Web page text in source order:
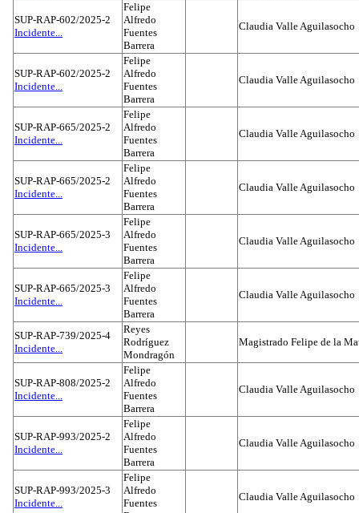
SUP-RAP-602/2025-2
Incidente...
Felipe
Alfredo
Fuentes
Barrera
Claudia Valle Aguilasocho
SUP-RAP-602/2025-2
Incidente...
Felipe
Alfredo
Fuentes
Barrera
Claudia Valle Aguilasocho
SUP-RAP-665/2025-2
Incidente...
Felipe
Alfredo
Fuentes
Barrera
Claudia Valle Aguilasocho
SUP-RAP-665/2025-2
Incidente...
Felipe
Alfredo
Fuentes
Barrera
Claudia Valle Aguilasocho
SUP-RAP-665/2025-3
Incidente...
Felipe
Alfredo
Fuentes
Barrera
Claudia Valle Aguilasocho
SUP-RAP-665/2025-3
Incidente...
Felipe
Alfredo
Fuentes
Barrera
Claudia Valle Aguilasocho
SUP-RAP-739/2025-4
Incidente...
Reyes
Rodríguez
Mondragón
Magistrado Felipe de la
SUP-RAP-808/2025-2
Incidente...
Felipe
Alfredo
Fuentes
Barrera
Claudia Valle Aguilasocho
SUP-RAP-993/2025-2
Incidente...
Felipe
Alfredo
Fuentes
Barrera
Claudia Valle Aguilasocho
SUP-RAP-993/2025-3
Incidente...
Felipe
Alfredo
Fuentes
Claudia Valle Aguilasocho